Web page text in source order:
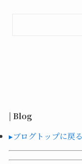
| Blog
▸ブログトップに戻る